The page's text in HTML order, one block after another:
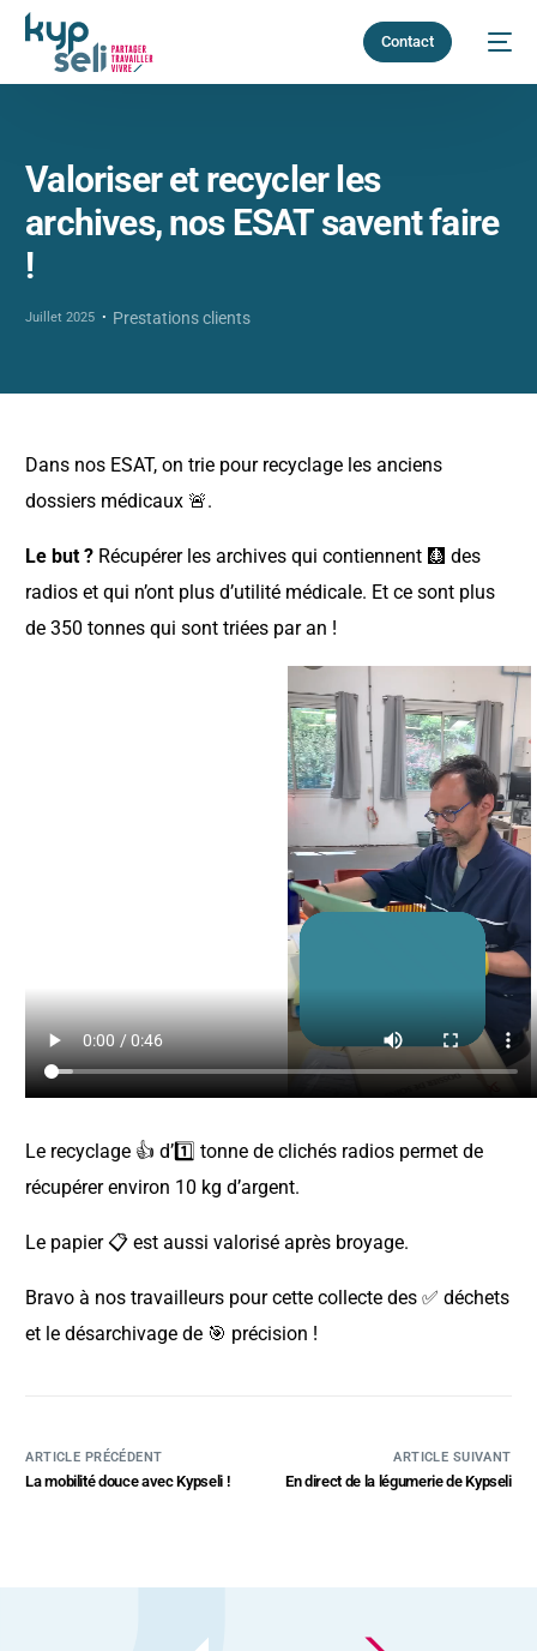
Contact
Valoriser et recycler les
archives, nos ESAT savent faire
!
Juillet 2025 Prestations clients
Dans nos ESAT, on trie pour recyclage les anciens
dossiers médicaux 🚨.
Le but ? Récupérer les archives qui contiennent 🩻 des
radios et qui n’ont plus d’utilité médicale. Et ce sont plus
de 350 tonnes qui sont triées par an !
Le recyclage 👍 d’1️⃣ tonne de clichés radios permet de
récupérer environ 10 kg d’argent.
Le papier 📋 est aussi valorisé après broyage.
Bravo à nos travailleurs pour cette collecte des ✅ déchets
et le désarchivage de 🎯 précision !
ARTICLE PRÉCÉDENT
La mobilité douce avec Kypseli !
ARTICLE SUIVANT
En direct de la légumerie de Kypseli